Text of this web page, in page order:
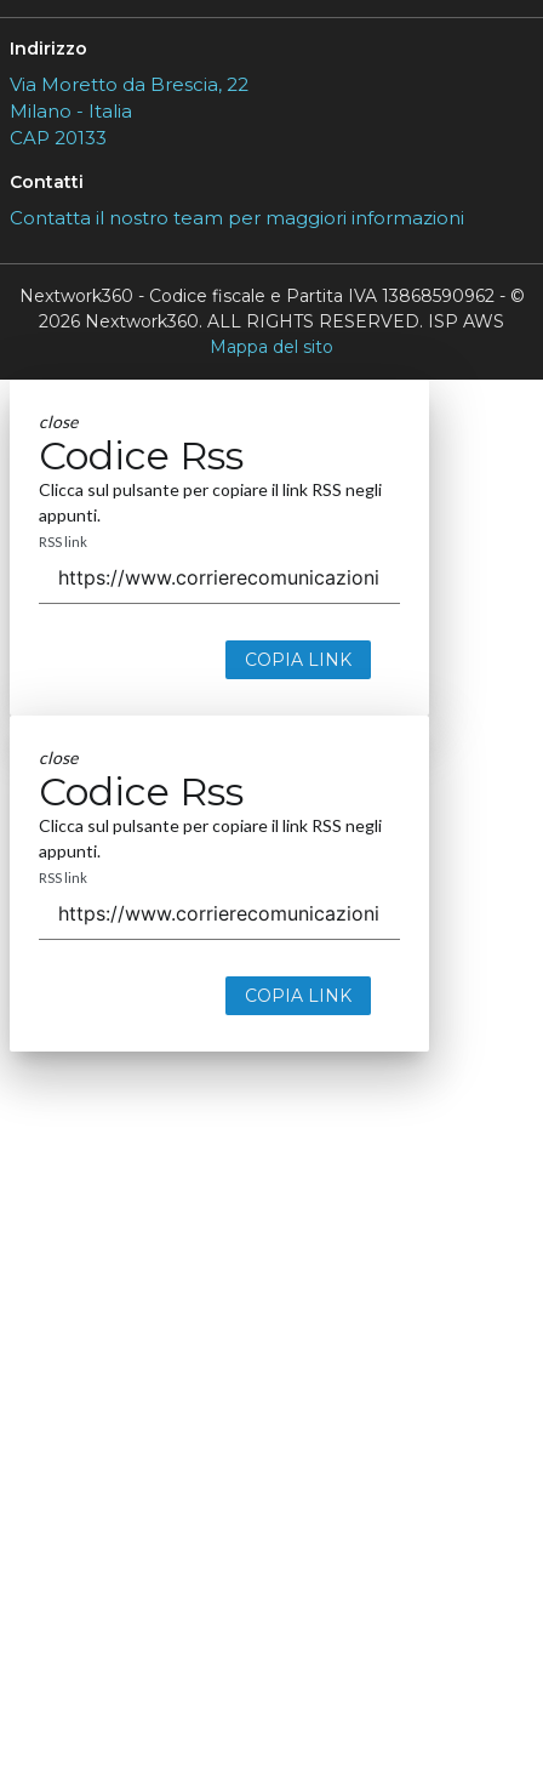
Indirizzo
Via Moretto da Brescia, 22
Milano - Italia
CAP 20133
Contatti
Contatta il nostro team per maggiori informazioni
Nextwork360 - Codice fiscale e Partita IVA 13868590962 - ©
2026 Nextwork360. ALL RIGHTS RESERVED. ISP AWS
Mappa del sito
close
Codice Rss
Clicca sul pulsante per copiare il link RSS negli
appunti.
RSS link
COPIA LINK
close
Codice Rss
Clicca sul pulsante per copiare il link RSS negli
appunti.
RSS link
COPIA LINK